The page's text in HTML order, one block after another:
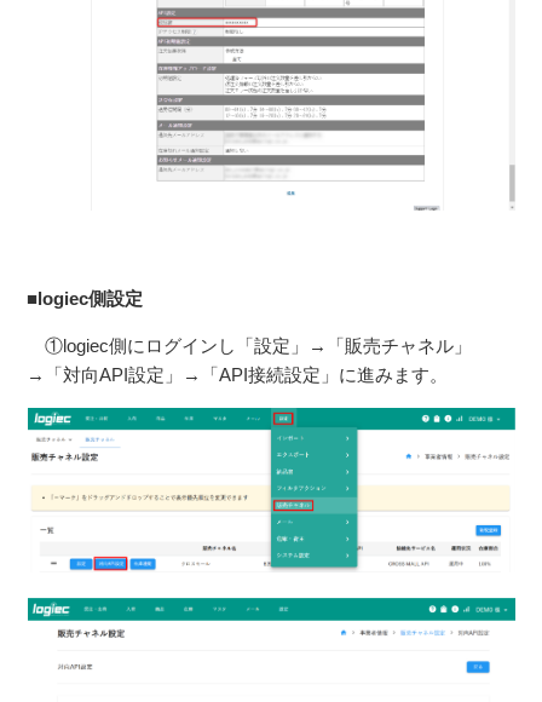
■logiec側設定
①logiec側にログインし「設定」→「販売チャネル」
→「対向API設定」→「API接続設定」に進みます。